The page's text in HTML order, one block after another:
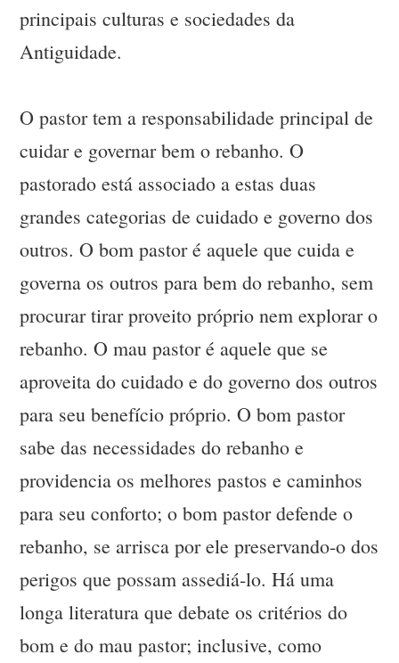
principais culturas e sociedades da
Antiguidade.
O pastor tem a responsabilidade principal de
cuidar e governar bem o rebanho. O
pastorado está associado a estas duas
grandes categorias de cuidado e governo dos
outros. O bom pastor é aquele que cuida e
governa os outros para bem do rebanho, sem
procurar tirar proveito próprio nem explorar o
rebanho. O mau pastor é aquele que se
aproveita do cuidado e do governo dos outros
para seu benefício próprio. O bom pastor
sabe das necessidades do rebanho e
providencia os melhores pastos e caminhos
para seu conforto; o bom pastor defende o
rebanho, se arrisca por ele preservando-o dos
perigos que possam assediá-lo. Há uma
longa literatura que debate os critérios do
bom e do mau pastor; inclusive, como